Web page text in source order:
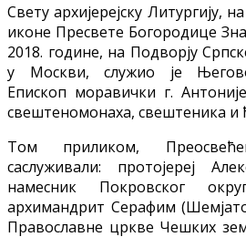
Свету архијерејску Литургију,
иконе Пресвете Богородице
2018. године, на Подворју
у Москви, служио је
Епископ моравички г.
свештеномонаха, свештеника и
Том приликом,
саслуживали: протојереј
намесник Покровског
архимандрит Серафим
Православне цркве Чешких